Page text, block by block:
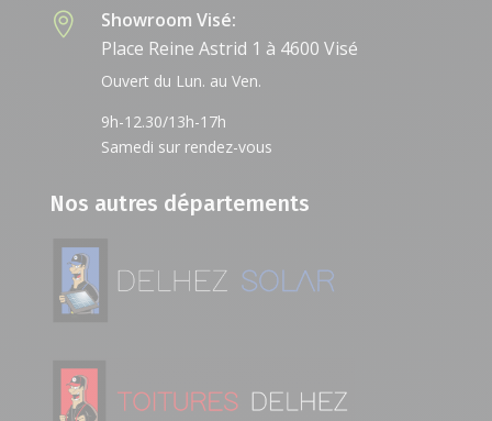

Showroom Visé:
Place Reine Astrid 1 à 4600 Visé
Ouvert du Lun. au Ven.
9h-12.30/13h-17h
Samedi sur rendez-vous
Nos autres départements